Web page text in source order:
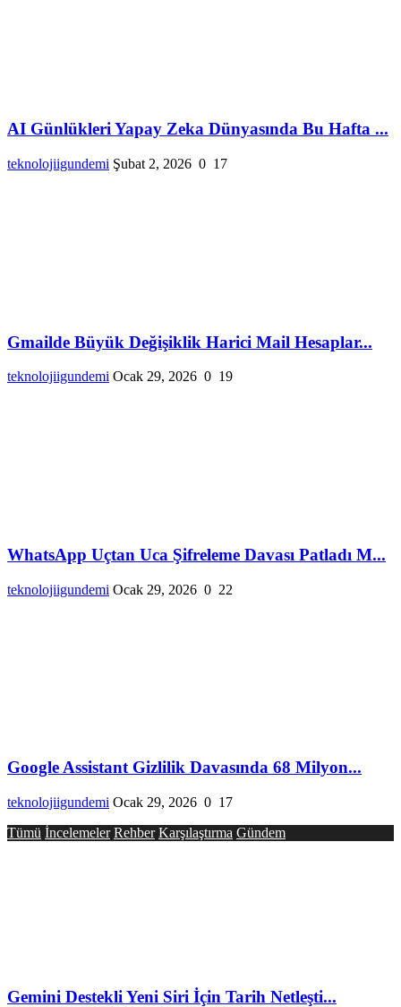
AI Günlükleri Yapay Zeka Dünyasında Bu Hafta ...
teknolojiigundemi Şubat 2, 2026 0 17
Gmailde Büyük Değişiklik Harici Mail Hesaplar...
teknolojiigundemi Ocak 29, 2026 0 19
WhatsApp Uçtan Uca Şifreleme Davası Patladı M...
teknolojiigundemi Ocak 29, 2026 0 22
Google Assistant Gizlilik Davasında 68 Milyon...
teknolojiigundemi Ocak 29, 2026 0 17
Tümü İncelemeler Rehber Karşılaştırma Gündem
Gemini Destekli Yeni Siri İçin Tarih Netleşti...